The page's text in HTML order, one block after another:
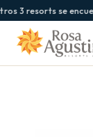
3 resorts se